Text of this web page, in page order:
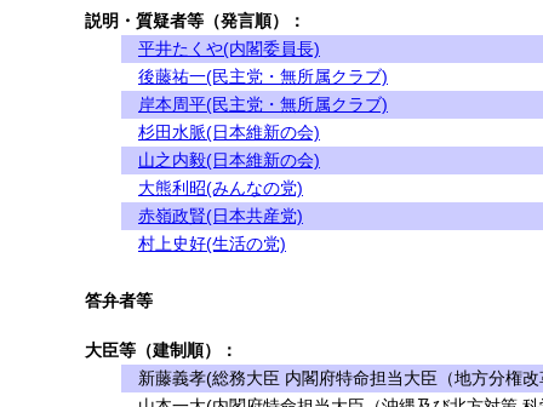
説明・質疑者等（発言順）：
平井たくや(内閣委員長)
後藤祐一(民主党・無所属クラブ)
岸本周平(民主党・無所属クラブ)
杉田水脈(日本維新の会)
山之内毅(日本維新の会)
大熊利昭(みんなの党)
赤嶺政賢(日本共産党)
村上史好(生活の党)
答弁者等
大臣等（建制順）：
新藤義孝(総務大臣 内閣府特命担当大臣（地方分権